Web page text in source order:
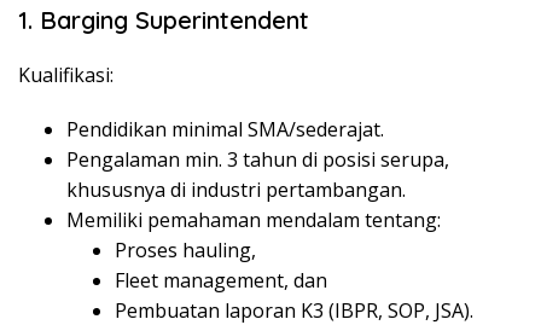
1. Barging Superintendent
Kualifikasi:
Pendidikan minimal SMA/sederajat.
Pengalaman min. 3 tahun di posisi serupa,
khususnya di industri pertambangan.
Memiliki pemahaman mendalam tentang:
Proses hauling,
Fleet management, dan
Pembuatan laporan K3 (IBPR, SOP, JSA).